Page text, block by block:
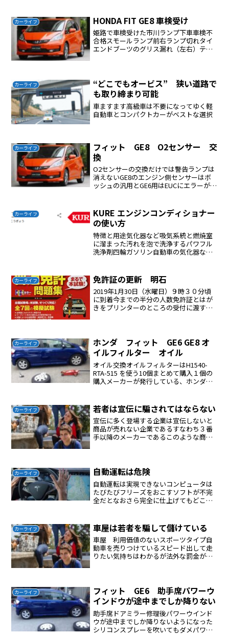
クトな車体に反し、内部には快適なキャ
ビン...
カーライフ HONDA FIT GE8 車検受け
姫路で車検受けた市川ランプ下車車検不
合格スモールランプ前右ランプ切れタイ
エンドブーツのグリス漏れ（左右）テス
が必要である。車のハ...
カーライフ
“どこでもオービス” 狭い道路で
も取り締まり可能
車ますます高級車は不要になってゆく軽
自動車とコンパクトカーがベストな選択
カーライフ
フィット GE8 O2センサー 交
換
O2センサーの交換だけでは警告ランプは
消えないGE8のエンジン側センサーはボ
ッシュの汎用とGE6用はEUCにエラーが出
では警告ランプは勝手に消えないエンジ
ン警告ランプ...
カーライフ
KURE エンジンコンディショナー
の使い方
特徴と用途気化器など吸気系統と燃焼室
に溜まった汚れを泡で洗浄するパワフル
洗浄剤四輪ガソリン自動車の気化器など
焼室に推積した汚れを除去し、エンジン
性能の回復、加速性能のア...
カーライフ 免許証の更新 明石
2019年1月30日（水曜日）９時３０分頃
に到着今までの半分の人数免許証とはが
きをプリンターのところの受付に渡す。
る写真を撮影す...
カーライフ
ホンダ フィット GE6 GE8 オ
イルフィルター オイル
オイル交換オイルフィルターはH1540-
RTA-515 を使う10個まとめて購入１個の
購入メーカーが発行している、ホンダ・
ジンオイルは0W-20，5W-30，5W...
カーライフ 若者は宣伝に騙されてはならない
宣伝に多く登場する企業は宣伝しないと
商品が売れない企業であるすなわち３番
手以降のメーカーであるこのような商品
を選べばほぼ間違いはない...
カーライフ 自動運転は危険
自動運転は実現できないコンピュータは
たびたびフリーズをおこすソフトが不完
全だとなおさら完全に仕上げてもどこか
のは大変危険である私は信用出来ない毎
年気温が上がっている状態...
カーライフ 車屋は若者を騙して儲けている
車屋 利用価値のないスポーツタイプ自
動車を売りつけているスピード出して走
りたい気持ちはわかるが法外な罰金が待
多い、道幅が狭い、高速料...
カーライフ
フィット GE6 助手席パワーウ
インドウが途中までしか降りない
助手席ドアミラー修理後パワーウインド
ウが途中までしか降りないようになった
シリコンスプレーを吹いてもダメパワー